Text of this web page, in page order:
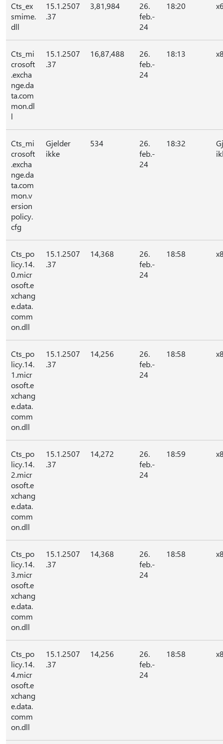
Cts_ex
smime.
dll
15.1.2507
.37
3,81,984
26.
feb.-
24
18:20
Cts_mi
crosoft
.excha
nge.da
ta.com
mon.dl
l
15.1.2507
.37
16,87,488
26.
feb.-
24
18:13
Cts_mi
crosoft
.excha
nge.da
ta.com
mon.v
ersion
policy.
cfg
Gjelder
ikke
534
26.
feb.-
24
18:32
Cts_po
licy.14.
0.micr
osoft.e
xchang
e.data.
comm
on.dll
15.1.2507
.37
14,368
26.
feb.-
24
18:58
Cts_po
licy.14.
1.micr
osoft.e
xchang
e.data.
comm
on.dll
15.1.2507
.37
14,256
26.
feb.-
24
18:58
Cts_po
licy.14.
2.micr
osoft.e
xchang
e.data.
comm
on.dll
15.1.2507
.37
14,272
26.
feb.-
24
18:59
Cts_po
licy.14.
3.micr
osoft.e
xchang
e.data.
comm
on.dll
15.1.2507
.37
14,368
26.
feb.-
24
18:58
Cts_po
licy.14.
4.micr
osoft.e
xchang
e.data.
comm
on.dll
15.1.2507
.37
14,256
26.
feb.-
24
18:58